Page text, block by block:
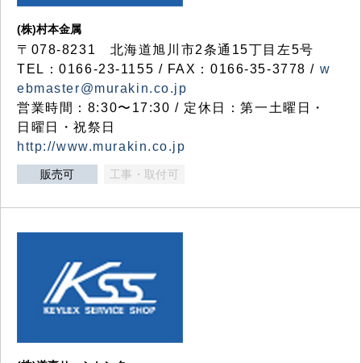
(株)村本金属
〒078-8231 北海道旭川市2条通15丁目左5号
TEL：0166-23-1155 / FAX：0166-35-3778 / w
ebmaster@murakin.co.jp
営業時間：8:30〜17:30 / 定休日：第一土曜日・
日曜日・祝祭日
http://www.murakin.co.jp
販売可 工事・取付可